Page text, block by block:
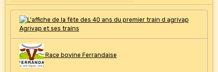
Agrivap et ses trains
Race bovine Ferrandaise